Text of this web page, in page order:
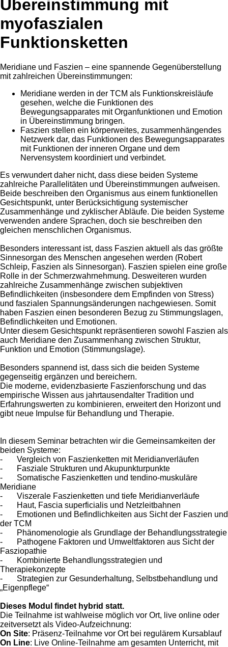
Übereinstimmung mit
myofaszialen
Funktionsketten
Meridiane und Faszien – eine spannende Gegenüberstellung
mit zahlreichen Übereinstimmungen:
Meridiane werden in der TCM als Funktionskreisläufe
gesehen, welche die Funktionen des
Bewegungsapparates mit Organfunktionen und Emotion
in Übereinstimmung bringen.
Faszien stellen ein körperweites, zusammenhängendes
Netzwerk dar, das Funktionen des Bewegungsapparates
mit Funktionen der inneren Organe und dem
Nervensystem koordiniert und verbindet.
Es verwundert daher nicht, dass diese beiden Systeme
zahlreiche Parallelitäten und Übereinstimmungen aufweisen.
Beide beschreiben den Organismus aus einem funktionellen
Gesichtspunkt, unter Berücksichtigung systemischer
Zusammenhänge und zyklischer Abläufe. Die beiden Systeme
verwenden andere Sprachen, doch sie beschreiben den
gleichen menschlichen Organismus.
Besonders interessant ist, dass Faszien aktuell als das größte
Sinnesorgan des Menschen angesehen werden (Robert
Schleip, Faszien als Sinnesorgan). Faszien spielen eine große
Rolle in der Schmerzwahrnehmung. Desweiteren wurden
zahlreiche Zusammenhänge zwischen subjektiven
Befindlichkeiten (insbesondere dem Empfinden von Stress)
und faszialen Spannungsänderungen nachgewiesen. Somit
haben Faszien einen besonderen Bezug zu Stimmungslagen,
Befindlichkeiten und Emotionen.
Unter diesem Gesichtspunkt repräsentieren sowohl Faszien als
auch Meridiane den Zusammenhang zwischen Struktur,
Funktion und Emotion (Stimmungslage).
Besonders spannend ist, dass sich die beiden Systeme
gegenseitig ergänzen und bereichern.
Die moderne, evidenzbasierte Faszienforschung und das
empirische Wissen aus jahrtausendalter Tradition und
Erfahrungswerten zu kombinieren, erweitert den Horizont und
gibt neue Impulse für Behandlung und Therapie.
In diesem Seminar betrachten wir die Gemeinsamkeiten der
beiden Systeme:
- Vergleich von Faszienketten mit Meridianverläufen
- Fasziale Strukturen und Akupunkturpunkte
- Somatische Faszienketten und tendino-muskuläre
Meridiane
- Viszerale Faszienketten und tiefe Meridianverläufe
- Haut, Fascia superficialis und Netzleitbahnen
- Emotionen und Befindlichkeiten aus Sicht der Faszien und
der TCM
- Phänomenologie als Grundlage der Behandlungsstrategie
- Pathogene Faktoren und Umweltfaktoren aus Sicht der
Fasziopathie
- Kombinierte Behandlungsstrategien und
Therapiekonzepte
- Strategien zur Gesunderhaltung, Selbstbehandlung und
„Eigenpflege“
Dieses Modul findet hybrid statt.
Die Teilnahme ist wahlweise möglich vor Ort, live online oder
zeitversetzt als Video-Aufzeichnung:
On Site: Präsenz-Teilnahme vor Ort bei regulärem Kursablauf
On Line: Live Online-Teilnahme am gesamten Unterricht, mit